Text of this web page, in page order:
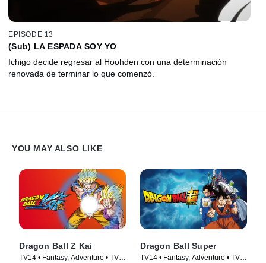
EPISODE 13
(Sub) LA ESPADA SOY YO
Ichigo decide regresar al Hoohden con una determinación
renovada de terminar lo que comenzó.
YOU MAY ALSO LIKE
Dragon Ball Z Kai
TV14 • Fantasy, Adventure • TV
Dragon Ball Super
TV14 • Fantasy, Adventure • TV